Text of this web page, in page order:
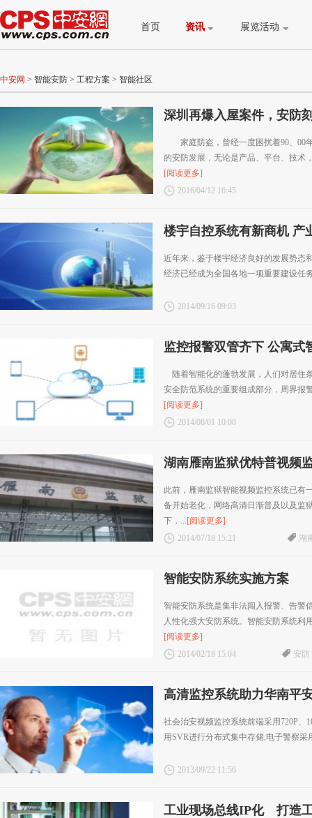
首页 资讯 展览活动
中安网 > 智能安防 > 工程方案 > 智能社区
深圳再爆入屋案件，安防
家庭防盗，曾经一度困扰着90、00
的安防发展，无论是产品、平台、技术
[阅读更多]
2016/04/12 16:45
楼宇自控系统有新商机 产
近年来，鉴于楼宇经济良好的发展势态
经济已经成为全国各地一项重要建设任
2014/09/16 09:03
监控报警双管齐下 公寓式
随着智能化的蓬勃发展，人们对居住
安全防范系统的重要组成部分，周界报
[阅读更多]
2014/08/01 10:08
湖南雁南监狱优特普视频
此前，雁南监狱智能视频监控系统已有
备开始老化，网络高清日渐普及以及监
下，...[阅读更多]
2014/07/18 15:21
湖
智能安防系统实施方案
智能安防系统是集非法闯入报警、告警
人性化强大安防系统。智能安防系统利
[阅读更多]
2014/02/18 15:04
安
高清监控系统助力华南平
社会治安视频监控系统前端采用720P、
用SVR进行分布式集中存储;电子警察采
2013/09/22 11:56
工业现场总线IP化 打造